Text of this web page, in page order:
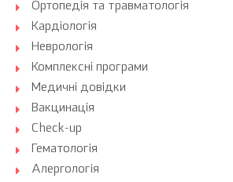
Ортопедія та травматологія
Кардіологія
Неврологія
Комплексні програми
Медичні довідки
Вакцинація
Check-up
Гематологія
Алергологія